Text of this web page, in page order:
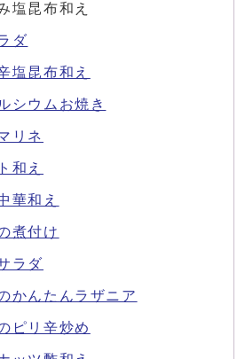
塩昆布和え
ダ
塩昆布和え
シウムお焼き
リネ
和え
華和え
煮付け
ラダ
かんたんラザニア
ピリ辛炒め